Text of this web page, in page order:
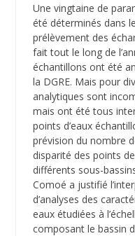
Une vingtaine de
été déterminés dans
prélèvement des
fait tout le long de
échantillons ont été
la DGRE. Mais pour
analytiques sont
mais ont été tous
points d’eaux
prévision du nombre
disparité des points
différents sous-
Comoé a justifié
d’analyses des
eaux étudiées à
composant le bassin